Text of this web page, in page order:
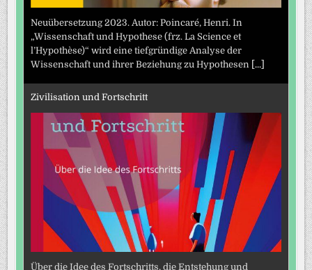
Neuübersetzung 2023. Autor: Poincaré, Henri. In
„Wissenschaft und Hypothese (frz. La Science et
l’Hypothèse)“ wird eine tiefgründige Analyse der
Wissenschaft und ihrer Beziehung zu Hypothesen [...]
Zivilisation und Fortschritt
Über die Idee des Fortschritts, die Entstehung und